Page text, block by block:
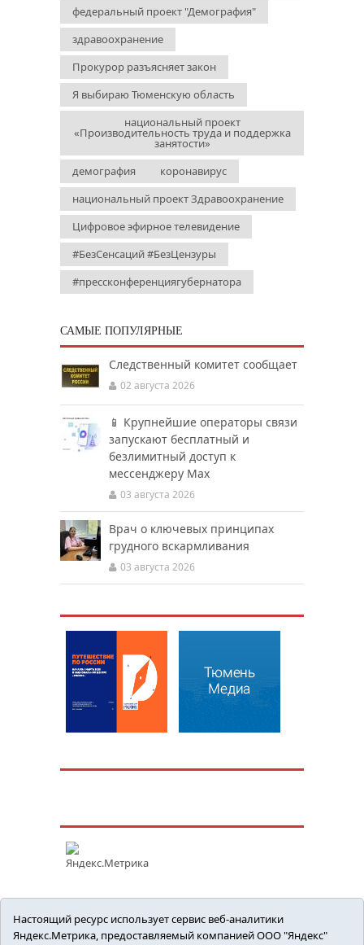
федеральный проект "Демография"
здравоохранение
Прокурор разъясняет закон
Я выбираю Тюменскую область
национальный проект
«Производительность труда и поддержка
занятости»
демография
коронавирус
национальный проект Здравоохранение
Цифровое эфирное телевидение
#БезСенсаций #БезЦензуры
#прессконференциягубернатора
САМЫЕ ПОПУЛЯРНЫЕ
Следственный комитет сообщает
02 августа 2026
📱 Крупнейшие операторы связи
запускают бесплатный и
безлимитный доступ к
мессенджеру Мах
03 августа 2026
Врач о ключевых принципах
грудного вскармливания
03 августа 2026
Настоящий ресурс использует сервис веб-аналитики
Яндекс.Метрика, предоставляемый компанией ООО "Яндекс"